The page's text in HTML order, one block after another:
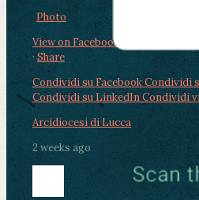
Photo
View on Facebook
· Share
Condividi su FacebookCondividi
Condividi su LinkedInCondividi
Arcidiocesi di Lucca
2 weeks ago